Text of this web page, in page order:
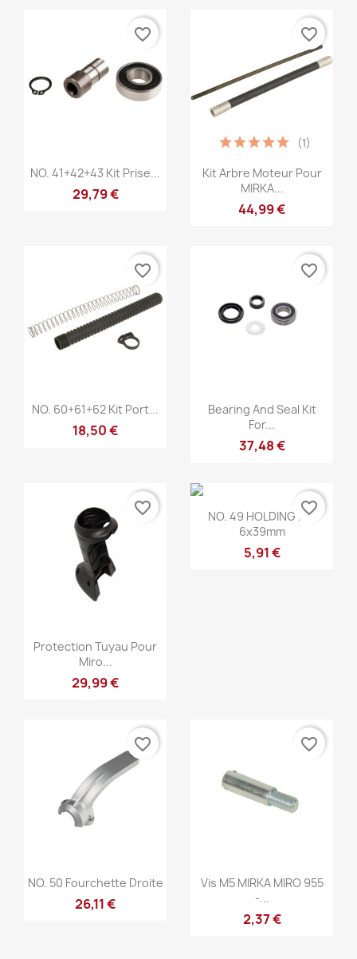
Anteprima
NO. 41+42+43 Kit Prise...
29,79 €
favorite_border
Anteprima
Kit Arbre Moteur Pour
MIRKA...
44,99 €
(1)
favorite_border
Anteprima
NO. 60+61+62 Kit Port...
18,50 €
favorite_border
Anteprima
Bearing And Seal Kit
For...
37,48 €
favorite_border
Anteprima
Protection Tuyau Pour
Miro...
29,99 €
favorite_border Anteprima
NO. 49 HOLDING PIN
6x39mm
5,91 €
favorite_border
Anteprima
NO. 50 Fourchette Droite
26,11 €
favorite_border
Anteprima
Vis M5 MIRKA MIRO 955
-...
2,37 €
favorite_border